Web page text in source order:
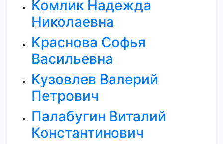
Комлик Надежда
Николаевна
Краснова Софья
Васильевна
Кузовлев Валерий
Петрович
Палабугин Виталий
Константинович